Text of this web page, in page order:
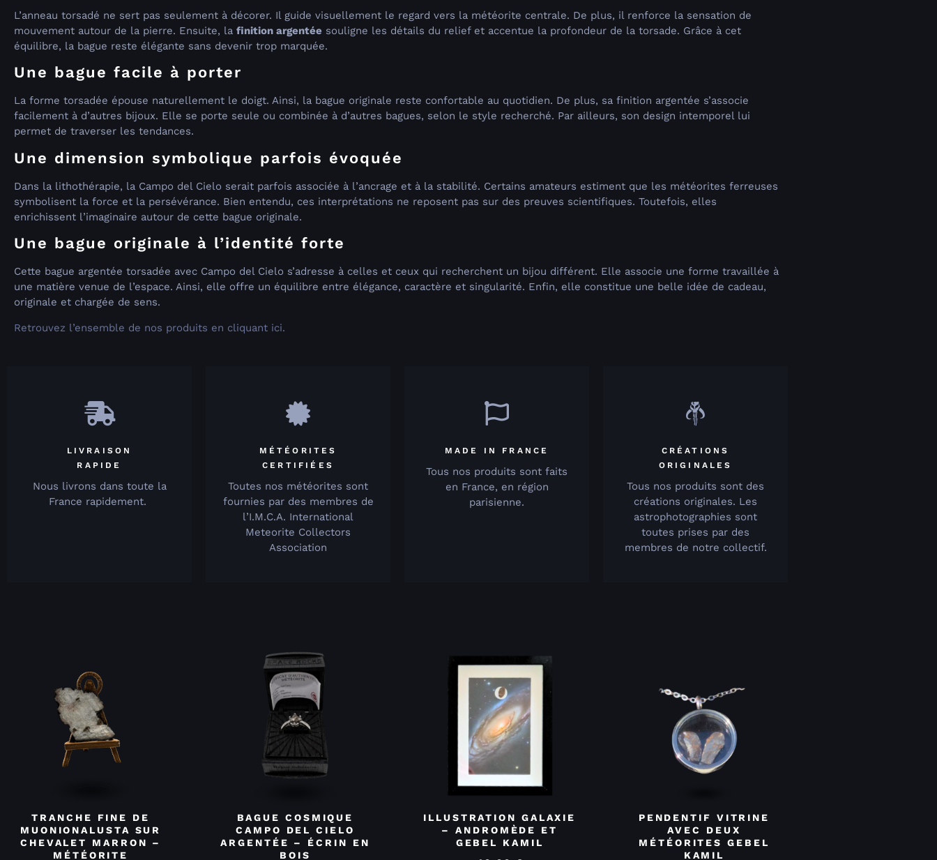
L’anneau torsadé ne sert pas seulement à décorer. Il guide visuellement le regard vers la météorite centrale. De plus, il renforce la sensation de
mouvement autour de la pierre. Ensuite, la finition argentée souligne les détails du relief et accentue la profondeur de la torsade. Grâce à cet
équilibre, la bague reste élégante sans devenir trop marquée.
Une bague facile à porter
La forme torsadée épouse naturellement le doigt. Ainsi, la bague originale reste confortable au quotidien. De plus, sa finition argentée s’associe
facilement à d’autres bijoux. Elle se porte seule ou combinée à d’autres bagues, selon le style recherché. Par ailleurs, son design intemporel lui
permet de traverser les tendances.
Une dimension symbolique parfois évoquée
Dans la lithothérapie, la Campo del Cielo serait parfois associée à l’ancrage et à la stabilité. Certains amateurs estiment que les météorites ferreuses
symbolisent la force et la persévérance. Bien entendu, ces interprétations ne reposent pas sur des preuves scientifiques. Toutefois, elles
enrichissent l’imaginaire autour de cette bague originale.
Une bague originale à l’identité forte
Cette bague argentée torsadée avec Campo del Cielo s’adresse à celles et ceux qui recherchent un bijou différent. Elle associe une forme travaillée à
une matière venue de l’espace. Ainsi, elle offre un équilibre entre élégance, caractère et singularité. Enfin, elle constitue une belle idée de cadeau,
originale et chargée de sens.
Retrouvez l’ensemble de nos produits en cliquant ici.
LIVRAISON
RAPIDE
Nous livrons dans toute la
France rapidement.
MÉTÉORITES
CERTIFIÉES
Toutes nos météorites sont
fournies par des membres de
l’I.M.C.A. International
Meteorite Collectors
Association
MADE IN FRANCE
Tous nos produits sont faits
en France, en région
parisienne.
CRÉATIONS
ORIGINALES
Tous nos produits sont des
créations originales. Les
astrophotographies sont
toutes prises par des
membres de notre collectif.
TRANCHE FINE DE
MUONIONALUSTA SUR
CHEVALET MARRON –
MÉTÉORITE
BAGUE COSMIQUE
CAMPO DEL CIELO
ARGENTÉE – ÉCRIN EN
BOIS
ILLUSTRATION GALAXIE
– ANDROMÈDE ET
GEBEL KAMIL
PENDENTIF VITRINE
AVEC DEUX
MÉTÉORITES GEBEL
KAMIL